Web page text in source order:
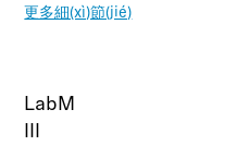
150rpm
更多細(xì)節(jié)